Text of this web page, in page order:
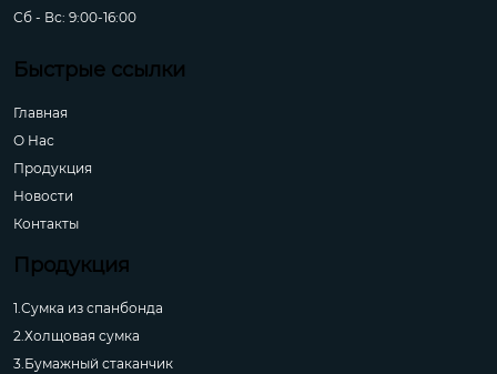
Сб - Вс: 9:00-16:00
Быстрые ссылки
Главная
О Hас
Продукция
Новости
Контакты
Продукция
1.Сумка из спанбонда
2.Холщовая сумка
3.Бумажный стаканчик